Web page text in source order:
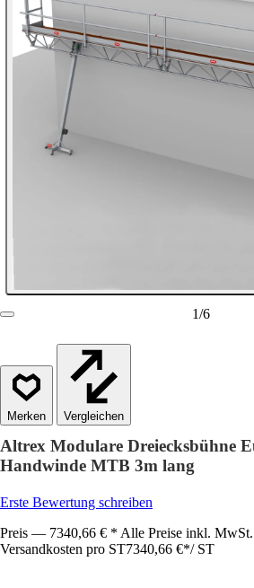
1/6
Vergleichen
Altrex Modulare Dreiecksbühne
Handwinde MTB 3m lang
Erste Bewertung schreiben
Preis — 7340,66 € * Alle Preise inkl.
Versandkosten pro ST7340,66 €*/ ST